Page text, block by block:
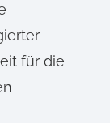
für die